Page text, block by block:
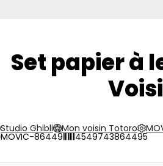
Set papier à
Studio Ghibli Mon voisin Totoro
MOVIC-86449 4549743864495